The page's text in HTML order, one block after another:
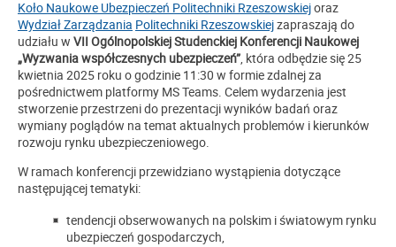
Koło Naukowe Ubezpieczeń Politechniki Rzeszowskiejoraz
Wydział Zarządzania Politechniki Rzeszowskiejzapraszają do
udziału w VII Ogólnopolskiej Studenckiej Konferencji Naukowej
„Wyzwania współczesnych ubezpieczeń” , która odbędzie się 25
kwietnia 2025 roku o godzinie 11:30 w formie zdalnej za
pośrednictwem platformy MS Teams. Celem wydarzenia jest
stworzenie przestrzeni do prezentacji wyników badań oraz
wymiany poglądów na temat aktualnych problemów i kierunków
rozwoju rynku ubezpieczeniowego.
W ramach konferencji przewidziano wystąpienia dotyczące
następującej tematyki:
tendencji obserwowanych na polskim i światowym rynku
ubezpieczeń gospodarczych,